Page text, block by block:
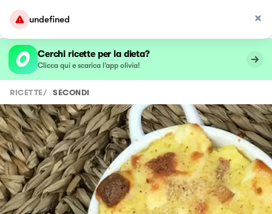
undefined
Cerchi ricette per la dieta?
Clicca qui e scarica l’app olivia!
RICETTE/ SECONDI